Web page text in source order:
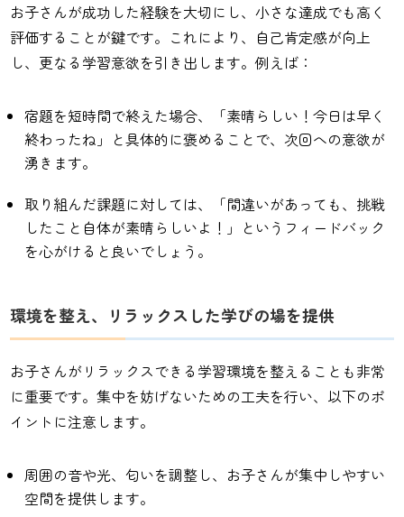
お子さんが成功した経験を大切にし、小さな達成でも高く
評価することが鍵です。これにより、自己肯定感が向上
し、更なる学習意欲を引き出します。例えば：
宿題を短時間で終えた場合、「素晴らしい！今日は早く
終わったね」と具体的に褒めることで、次回への意欲が
湧きます。
取り組んだ課題に対しては、「間違いがあっても、挑戦
したこと自体が素晴らしいよ！」というフィードバック
を心がけると良いでしょう。
環境を整え、リラックスした学びの場を提供
お子さんがリラックスできる学習環境を整えることも非常
に重要です。集中を妨げないための工夫を行い、以下のポ
イントに注意します。
周囲の音や光、匂いを調整し、お子さんが集中しやすい
空間を提供します。